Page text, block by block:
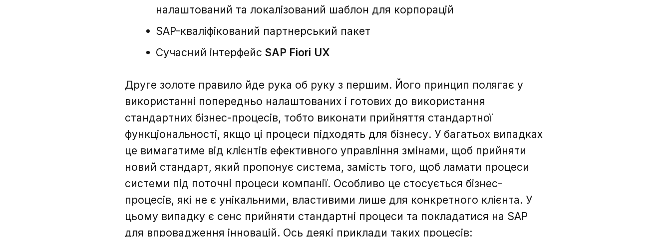
налаштований та локалізований шаблон для корпорацій
SAP-кваліфікований партнерський пакет
Сучасний інтерфейс SAP Fiori UX
Друге золоте правило йде рука об руку з першим. Його принцип полягає у
використанні попередньо налаштованих і готових до використання
стандартних бізнес-процесів, тобто виконати прийняття стандартної
функціональності, якщо ці процеси підходять для бізнесу. У багатьох випадках
це вимагатиме від клієнтів ефективного управління змінами, щоб прийняти
новий стандарт, який пропонує система, замість того, щоб ламати процеси
системи під поточні процеси компанії. Особливо це стосується бізнес-
процесів, які не є унікальними, властивими лише для конкретного клієнта. У
цьому випадку є сенс прийняти стандартні процеси та покладатися на SAP
для впровадження інновацій. Ось деякі приклади таких процесів: